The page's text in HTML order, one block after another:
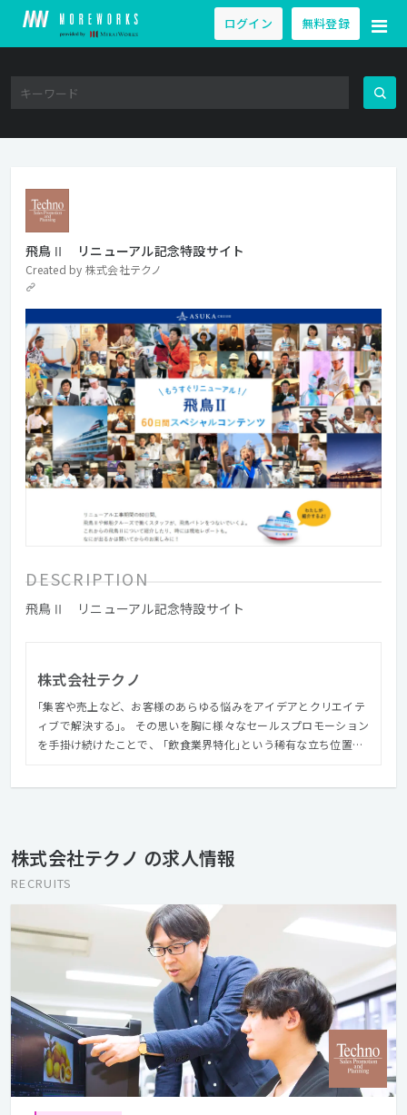
ログイン 無料登録
飛鳥Ⅱ リニューアル記念特設サイト
Created by 株式会社テクノ
DESCRIPTION
飛鳥Ⅱ リニューアル記念特設サイト
株式会社テクノ
｢集客や売上など、お客様のあらゆる悩みをアイデアとクリエイテ
ィブで解決する｣。 その思いを胸に様々なセールスプロモーション
を手掛け続けたことで、 ｢飲食業界特化｣という稀有な立ち位置な
株式会社テクノ の求人情報
RECRUITS